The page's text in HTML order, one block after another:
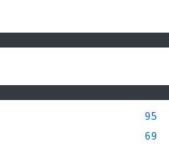
95
69